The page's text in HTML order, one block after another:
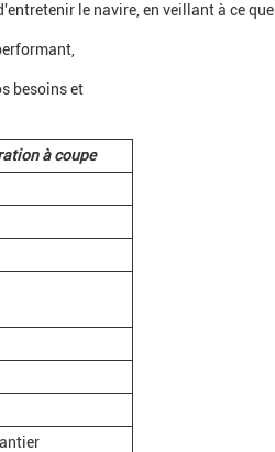
le navire, en veillant à ce que
besoins et
à coupe